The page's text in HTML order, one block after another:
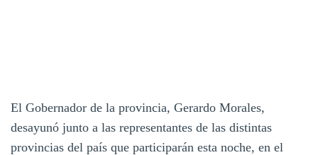
El Gobernador de la provincia, Gerardo Morales,
desayunó junto a las representantes de las distintas
provincias del país que participarán esta noche, en el